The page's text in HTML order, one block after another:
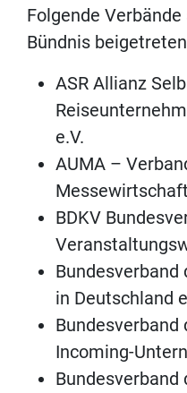
Folgende
Bündnis
ASR Allianz
e.V.
AUMA –
Messewirtschaft
BDKV
in Deutschland
Bundesverband
Incoming-
Bundesverband